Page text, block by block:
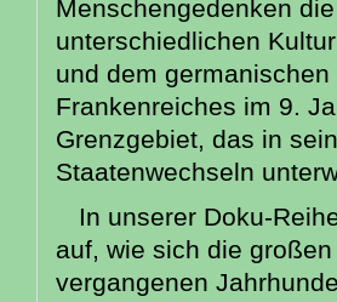
Menschengedenken
unterschiedlichen
und dem
Frankenreiches im 9.
Grenzgebiet, das in
Staatenwechseln
In unserer Doku-
auf, wie sich die
vergangenen